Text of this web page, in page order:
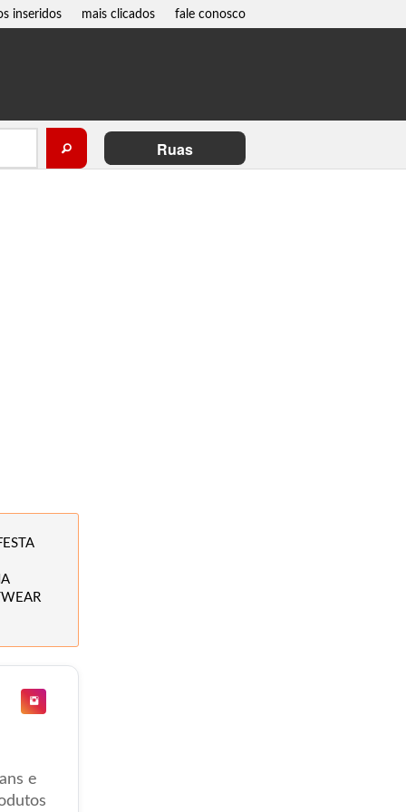
inseridos mais clicados fale conosco
Ruas
e